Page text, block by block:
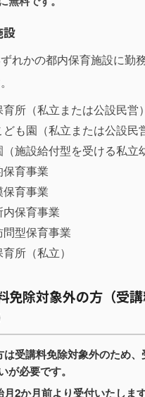
れかの都内保育施設に勤
所（私立または公設民営）
も園（私立または公設民
施設給付型を受ける私立
育事業
育事業
保育事業
型保育事業
所（私立）
免除対象外の方（受
受講料免除対象外のため、
が必要です。
月2か月前より受付いたしま